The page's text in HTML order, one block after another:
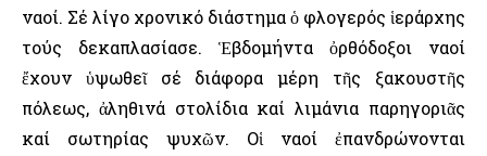
ναοί. Σέ λίγο χρονικό διάστημα ὁ φλογερός ἱεράρχης
τούς δεκαπλασίασε. Ἑβδομήντα ὀρθόδοξοι ναοί
ἔχουν ὑψωθεῖ σέ διάφορα μέρη τῆς ξακουστῆς
πόλεως, ἀληθινά στολίδια καί λιμάνια παρηγοριᾶς
καί σωτηρίας ψυχῶν. Οἱ ναοί ἐπανδρώνονται